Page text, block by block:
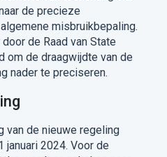
de precieze
misbruikbepaling.
de Raad van State
om de draagwijdte van de
nader te preciseren.
van de nieuwe regeling
2024. Voor de